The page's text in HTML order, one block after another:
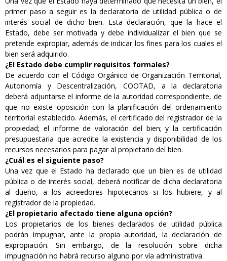
primer paso a seguir es la declaratoria de utilidad pública o de
interés social de dicho bien. Esta declaración, que la hace el
Estado, debe ser motivada y debe individualizar el bien que se
pretende expropiar, además de indicar los fines para los cuales el
bien será adquirido.
¿El Estado debe cumplir requisitos formales?
De acuerdo con el Código Orgánico de Organización Territorial,
Autonomía y Descentralización, COOTAD, a la declaratoria
deberá adjuntarse el informe de la autoridad correspondiente, de
que no existe oposición con la planificación del ordenamiento
territorial establecido. Además, el certificado del registrador de la
propiedad; el informe de valoración del bien; y la certificación
presupuestaria que acredite la existencia y disponibilidad de los
recursos necesarios para pagar al propietario del bien.
¿Cuál es el siguiente paso?
Una vez que el Estado ha declarado que un bien es de utilidad
pública o de interés social, deberá notificar de dicha declaratoria
al dueño, a los acreedores hipotecarios si los hubiere, y al
registrador de la propiedad.
¿El propietario afectado tiene alguna opción?
Los propietarios de los bienes declarados de utilidad pública
podrán impugnar, ante la propia autoridad, la declaración de
expropiación. Sin embargo, de la resolución sobre dicha
impugnación no habrá recurso alguno por vía administrativa.